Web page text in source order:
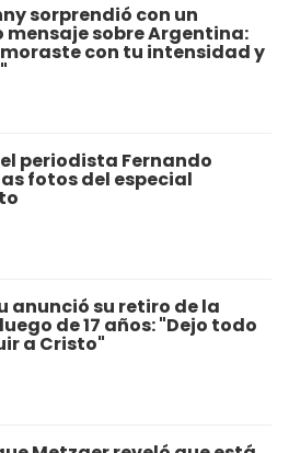
sorprendió con un
mensaje sobre Argentina:
con tu intensidad y
el periodista Fernando
fotos del especial
anunció su retiro de la
de 17 años: "Dejo todo
a Cristo"